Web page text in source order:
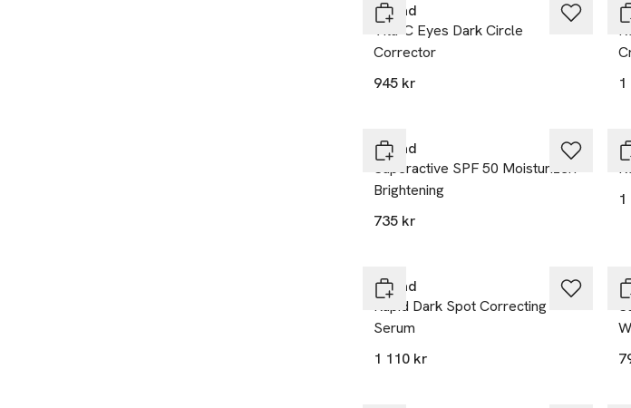
Murad
Vita-C Eyes Dark Circle
Corrector
945 kr
Murad
Superactive SPF 50 Moisturizer:
Brightening
735 kr
Murad
Rapid Dark Spot Correcting
Serum
1 110 kr